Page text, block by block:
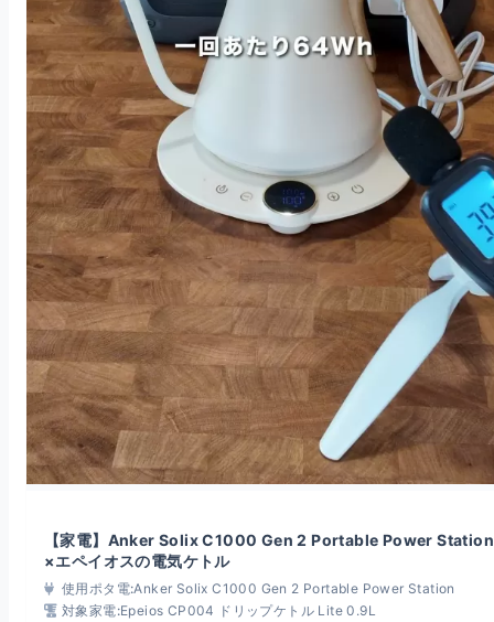
【家電】Anker Solix C1000 Gen 2 Portable Power Station
×エペイオスの電気ケトル
使用ポタ電:Anker Solix C1000 Gen 2 Portable Power Station
対象家電:Epeios CP004 ドリップケトル Lite 0.9L